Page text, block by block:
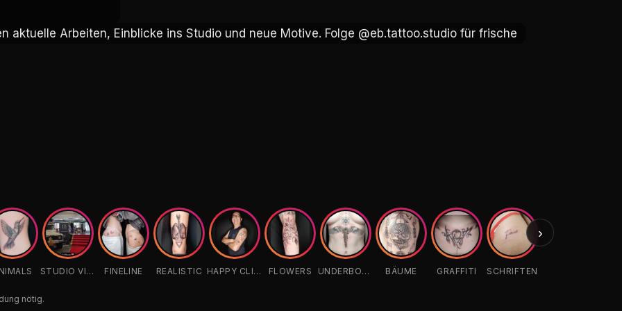
aktuelle Arbeiten, Einblicke ins Studio und neue Motive. Folge @eb.tattoo.studio für frische
aktuelle Arbeiten, Einblicke ins Studio und neue Motive. Folge @eb.tattoo.studio für frische
STUDIO VIBES FINELINE REALISTIC HAPPY CLIENTS FLOWERS UNDERBOOB BÄUME GRAFFITI SCHRIFTEN
›
nötig.